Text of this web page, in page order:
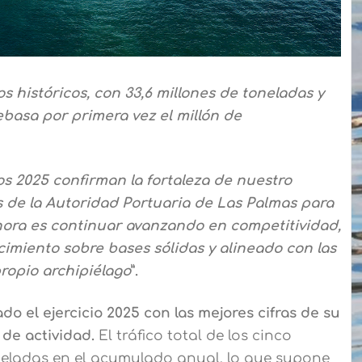
históricos, con 33,6 millones de toneladas y
por primera vez el millón de
2025 confirman la fortaleza de nuestro
la Autoridad Portuaria de Las Palmas para
es continuar avanzando en competitividad,
sobre bases sólidas y alineado con las
archipiélago”.
el ejercicio 2025 con las mejores cifras de su
actividad. El tráfico total de los cinco
en el acumulado anual, lo que supone